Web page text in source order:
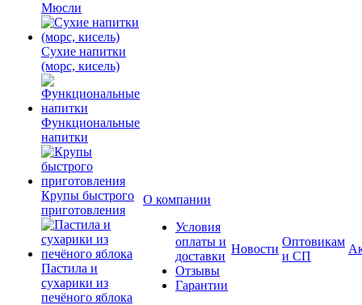
Мюсли
Сухие напитки
(морс, кисель)
Функциональные
напитки
Крупы быстрого
приготовления
Пастила и
сухарики из
печёного яблока
О компании
Условия
оплаты и
доставки
Отзывы
Гарантии
Новости
Оптовикам
и СП